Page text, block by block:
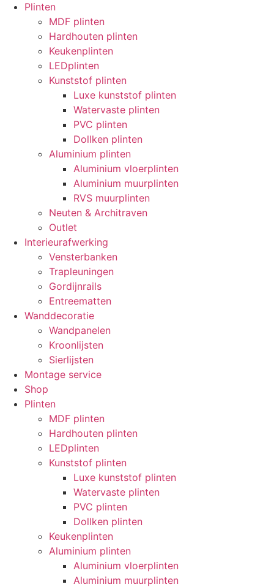
Plinten
MDF plinten
Hardhouten plinten
Keukenplinten
LEDplinten
Kunststof plinten
Luxe kunststof plinten
Watervaste plinten
PVC plinten
Dollken plinten
Aluminium plinten
Aluminium vloerplinten
Aluminium muurplinten
RVS muurplinten
Neuten & Architraven
Outlet
Interieurafwerking
Vensterbanken
Trapleuningen
Gordijnrails
Entreematten
Wanddecoratie
Wandpanelen
Kroonlijsten
Sierlijsten
Montage service
Shop
Plinten
MDF plinten
Hardhouten plinten
LEDplinten
Kunststof plinten
Luxe kunststof plinten
Watervaste plinten
PVC plinten
Dollken plinten
Keukenplinten
Aluminium plinten
Aluminium vloerplinten
Aluminium muurplinten